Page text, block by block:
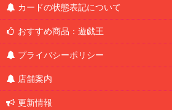
カードの状態表記について
おすすめ商品：遊戯王
プライバシーポリシー
店舗案内
更新情報